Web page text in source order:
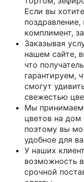
Если вы
комплимент,
Заказывая
нашем сайте,
что
гарантируем,
смогут
свежестью
Мы принимаем
цветов на дом
поэтому вы
удобное для
У наших
возможность
срочной